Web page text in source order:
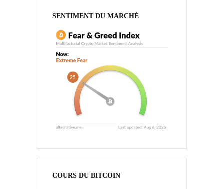
SENTIMENT DU MARCHÉ
COURS DU BITCOIN